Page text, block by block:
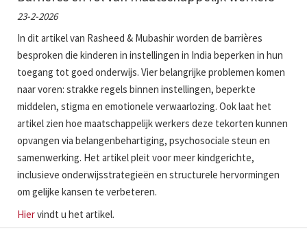
23-2-2026
In dit artikel van Rasheed & Mubashir worden de barrières
besproken die kinderen in instellingen in India beperken in hun
toegang tot goed onderwijs. Vier belangrijke problemen komen
naar voren: strakke regels binnen instellingen, beperkte
middelen, stigma en emotionele verwaarlozing. Ook laat het
artikel zien hoe maatschappelijk werkers deze tekorten kunnen
opvangen via belangenbehartiging, psychosociale steun en
samenwerking. Het artikel pleit voor meer kindgerichte,
inclusieve onderwijsstrategieën en structurele hervormingen
om gelijke kansen te verbeteren.
Hiervindt u het artikel.